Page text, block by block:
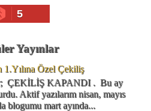
5
Yayınlar
1.Yılına Özel Çekiliş
ÇEKİLİŞ KAPANDI . Bu ay
Aktif yazılarım nisan, mayıs
blogumu mart ayında...